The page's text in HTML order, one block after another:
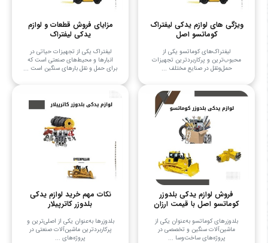
ویژگی های لوازم یدکی لیفتراک
کوماتسو اصل
لیفتراک‌های کوماتسو یکی از
محبوب‌ترین و پرکاربردترین تجهیزات
حمل‌ونقل در صنایع مختلف ...
مزایای فروش قطعات و لوازم
یدکی لیفتراک
لیفتراک یکی از تجهیزات حیاتی در
انبارها و محیط‌های صنعتی است که
برای حمل و نقل بارهای سنگین است ...
فروش لوازم یدکی بلدوزر
کوماتسو اصل با قیمت ارزان
بلدوزرهای کوماتسو به‌عنوان یکی از
ماشین‌آلات سنگین و تخصصی در
پروژه‌های ساخت‌وسا ...
نکات مهم خرید لوازم یدکی
بلدوزر کاترپیلار
بلدوزرها به‌عنوان یکی از اصلی‌ترین و
پرکاربردترین ماشین‌آلات صنعتی در
پروژه‌های ...